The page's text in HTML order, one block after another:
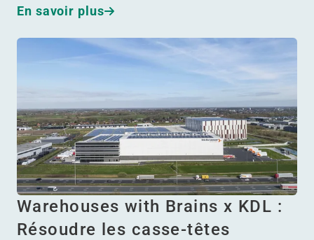
En savoir plus
Warehouses with Brains x KDL :
Résoudre les casse-têtes